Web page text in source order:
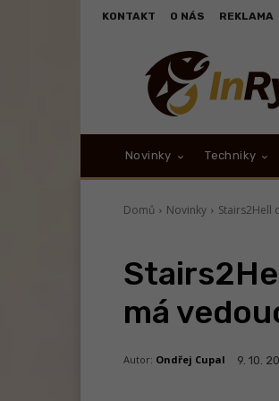
KONTAKT O NÁS REKLAMA
Novinky Techniky
Domů Novinky Stairs2Hell
má
Autor: Ondřej Cupal 9. 10.